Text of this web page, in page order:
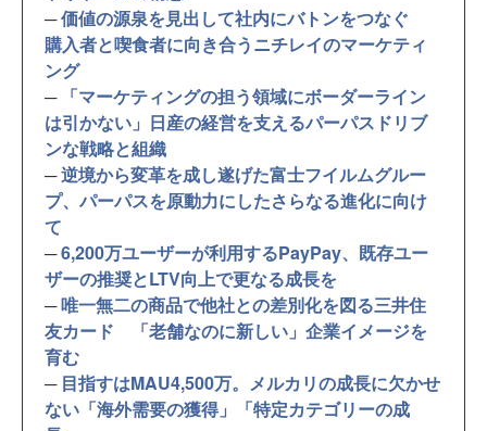
─価値の源泉を見出して社内にバトンをつなぐ
購入者と喫食者に向き合うニチレイのマーケティ
ング
─ 「マーケティングの担う領域にボーダーライン
は引かない」日産の経営を支えるパーパスドリブ
ンな戦略と組織
─逆境から変革を成し遂げた富士フイルムグルー
プ、パーパスを原動力にしたさらなる進化に向け
て
─6,200万ユーザーが利用するPayPay、既存ユー
ザーの推奨とLTV向上で更なる成長を
─唯一無二の商品で他社との差別化を図る三井住
友カード 「老舗なのに新しい」企業イメージを
育む
─ 目指すはMAU4,500万。メルカリの成長に欠かせ
ない「海外需要の獲得」「特定カテゴリーの成